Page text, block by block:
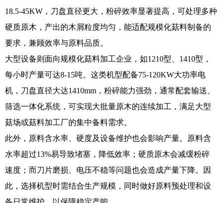
18.5-45KW，刀盘直径更大，粉碎效率显著提高，可处理多种
硬质原木，产出的木屑粒度均匀，能适配规模化菇料制备的
要求，兼顾效率与原料品质。
大型设备则面向规模化菇料加工企业，如1210型、1410型，
每小时产量可达8-15吨。这类机型配备75-120KW大功率电
机，刀盘直径大达1410mm，粉碎能力强劲，通常配套输送、
筛选一体化系统，可实现大批量原木的连续加工，满足大型
菇场或菇料加工厂的集中备料需求。
此外，原料含水率、硬度及设备维护也会影响产量。原料含
水率超过13%易导致堵塞，降低效率；硬质原木会减缓粉碎
速度；而刀片磨损、电压不稳等问题也会造成产量下降。因
此，选择机型时需结合生产规模，同时做好原料预处理和设